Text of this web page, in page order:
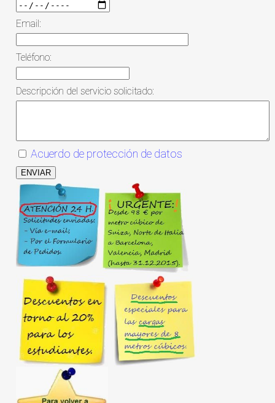
Email:
Teléfono:
Descripción del servicio solicitado:
Acuerdo de protección de datos
ENVIAR